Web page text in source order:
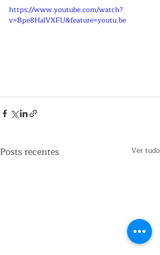
https://www.youtube.com/watch?
v=Bpe8HalVXFU&feature=youtu.be
Posts recentes Ver tudo